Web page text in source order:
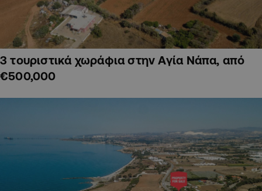
3 τουριστικά χωράφια στην Αγία Νάπα, από
€500,000